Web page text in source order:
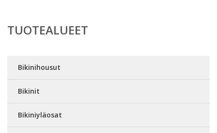
TUOTEALUEET
Bikinihousut
Bikinit
Bikiniyläosat